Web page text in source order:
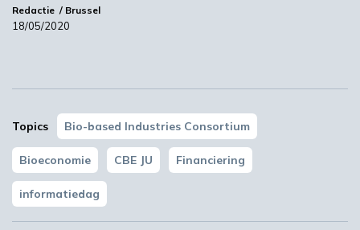
CBE JU
Volgende
Duurzamere landbouw door biobased en
biodegradeerbare coatings
Meest gelezen
Redactie Brussel
18/05/2020
Topics Bio-based Industries Consortium
Bioeconomie CBE JU Financiering
informatiedag